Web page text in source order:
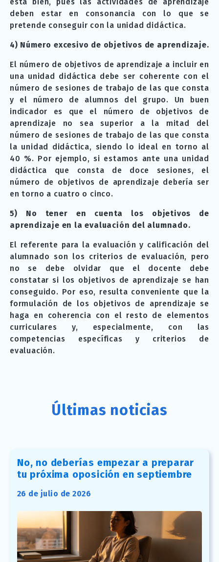
deben estar en consonancia con lo que se
pretende conseguir con la unidad didáctica.
4) Número excesivo de objetivos de aprendizaje.
El número de objetivos de aprendizaje a incluir en
una unidad didáctica debe ser coherente con el
número de sesiones de trabajo de las que consta
y el número de alumnos del grupo. Un buen
indicador es que el número de objetivos de
aprendizaje no sea superior a la mitad del
número de sesiones de trabajo de las que consta
la unidad didáctica, siendo lo ideal en torno al
40 %. Por ejemplo, si estamos ante una unidad
didáctica que consta de doce sesiones, el
número de objetivos de aprendizaje debería ser
en torno a cuatro o cinco.
5) No tener en cuenta los objetivos de
aprendizaje en la evaluación del alumnado.
El referente para la evaluación y calificación del
alumnado son los criterios de evaluación, pero
no se debe olvidar que el docente debe
constatar si los objetivos de aprendizaje se han
conseguido. Por eso, resulta conveniente que la
formulación de los objetivos de aprendizaje se
haga en coherencia con el resto de elementos
curriculares y, especialmente, con las
competencias específicas y criterios de
evaluación.
Últimas noticias
No, no deberías empezar a preparar
tu próxima oposición en septiembre
26 de julio de 2026